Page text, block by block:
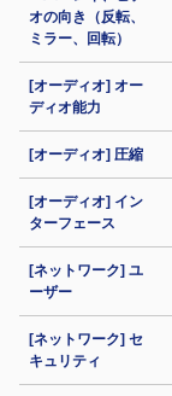
オの向き（反転、
ミラー、回転）
[オーディオ] オー
ディオ能力
[オーディオ] 圧縮
[オーディオ] イン
ターフェース
[ネットワーク] ユ
ーザー
[ネットワーク] セ
キュリティ